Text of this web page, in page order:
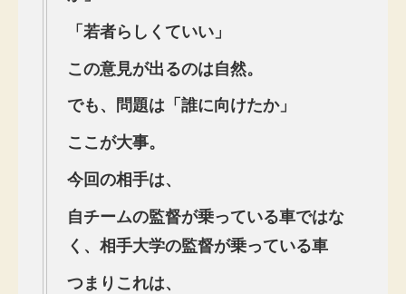
「若者らしくていい」
この意見が出るのは自然。
でも、問題は「誰に向けたか」
ここが大事。
今回の相手は、
自チームの監督が乗っている車ではな
く、相手大学の監督が乗っている車
つまりこれは、